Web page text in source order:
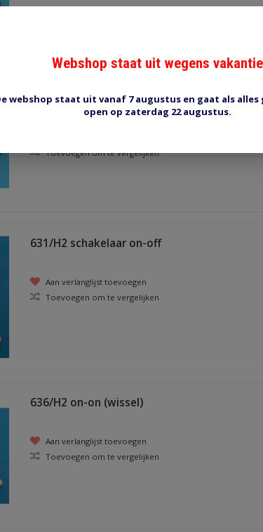
chroom look
Toevoegen om te vergelijken
631/H2 schakelaar on-off
Aan verlanglijst toevoegen
Toevoegen om te vergelijken
636/H2 on-on (wissel)
Aan verlanglijst toevoegen
Toevoegen om te vergelijken
Webshop staat uit wegens vakantie
webshop staat uit vanaf 7 augustus en gaat als alles
open op zaterdag 22 augustus.